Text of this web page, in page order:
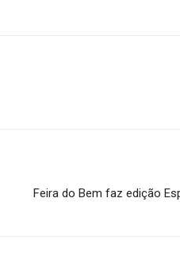
Feira do Bem faz edição